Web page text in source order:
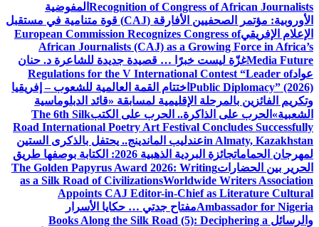
Recognition of Congress of African Journalists المفوضية
الأوروبية: مؤتمر الصحفيين الأفارقة (CAJ) قوة متنامية في مستقبل
الإعلام الإفريقيEuropean Commission Recognizes Congress of
African Journalists (CAJ) as a Growing Force in Africa’s
Media Futureغزّة ليست خبرًا … قصيدة جديدة للشاعرة د. حنان
عوادRegulations for the V International Contest “Leader of
Public Diplomacy” (2026) اختتام القمة العالمية للشعوب – إفريقيا
وتكريم الفائزين بالمرحلة الإقليمية لمسابقة «قائد الدبلوماسية
الشعبية» الحرب على الذاكرة.. الحرب على الكتبThe 6th Silk
Road International Poetry Art Festival Concludes Successfully
in Almaty, Kazakhstanعندليب الماندينج.. يحتفل بالذكرى الستين
لمهرجان الحمامات
جائزة البردية الذهبية 2026: الكتابة بوصفها طريق
الحرير بين الحضاراتThe Golden Papyrus Award 2026: Writing
as a Silk Road of CivilizationsWorldwide Writers Association
Appoints CAJ Editor-in-Chief as Literature Cultural
Ambassador for Nigeriaمفتاح جدتي … حكايا الأسرار
والرسائل Books Along the Silk Road (5): Deciphering a